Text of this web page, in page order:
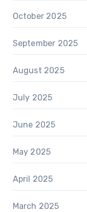
October 2025
September 2025
August 2025
July 2025
June 2025
May 2025
April 2025
March 2025